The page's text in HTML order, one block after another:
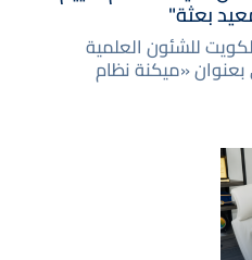
بعثة"
للشئون العلمية
«ميكنة نظام